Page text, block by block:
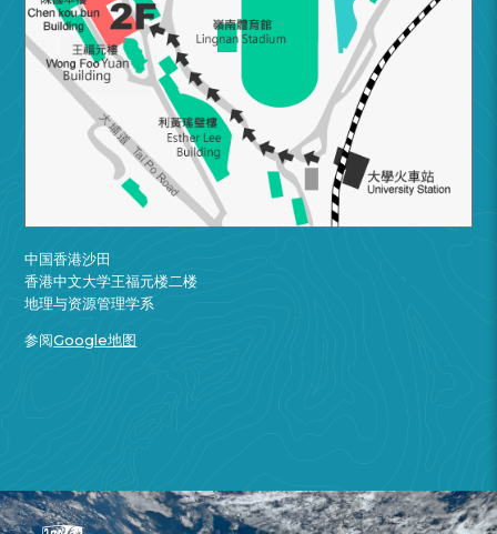
中国香港沙田
香港中文大学王福元楼二楼
地理与资源管理学系
参阅Google地图